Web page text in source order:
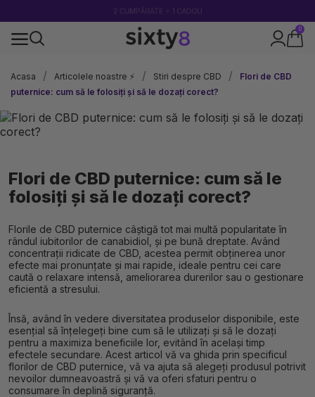
2 CUMPĂRATE = 1 CADOU
0
Acasa
Articolele noastre ⚡ Stiri despre CBD
Flori de CBD
puternice: cum să le folosiți și să le dozați corect?
Flori de CBD puternice: cum să le
folosiți și să le dozați corect?
Florile de CBD puternice câștigă tot mai multă popularitate în
rândul iubitorilor de canabidiol, și pe bună dreptate. Având
concentrații ridicate de CBD, acestea permit obținerea unor
efecte mai pronunțate și mai rapide, ideale pentru cei care
caută o relaxare intensă, ameliorarea durerilor sau o gestionare
eficientă a stresului.
Însă, având în vedere diversitatea produselor disponibile, este
esențial să înțelegeți bine cum să le utilizați și să le dozați
pentru a maximiza beneficiile lor, evitând în același timp
efectele secundare. Acest articol vă va ghida prin specificul
florilor de CBD puternice, vă va ajuta să alegeți produsul potrivit
nevoilor dumneavoastră și vă va oferi sfaturi pentru o
consumare în deplină siguranță.